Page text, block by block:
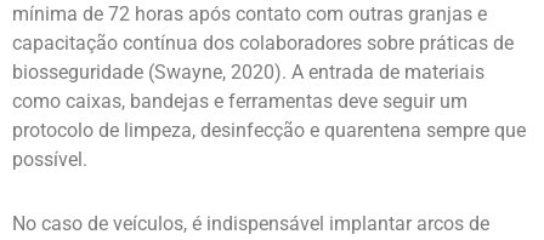
mínima de 72 horas após contato com outras granjas e
capacitação contínua dos colaboradores sobre práticas de
biosseguridade (Swayne, 2020). A entrada de materiais
como caixas, bandejas e ferramentas deve seguir um
protocolo de limpeza, desinfecção e quarentena sempre que
possível.
No caso de veículos, é indispensável implantar arcos de